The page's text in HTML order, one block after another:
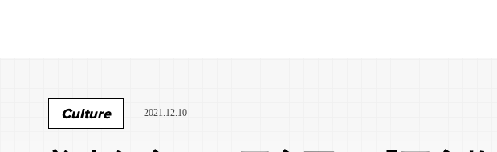
Culture 2021.12.10